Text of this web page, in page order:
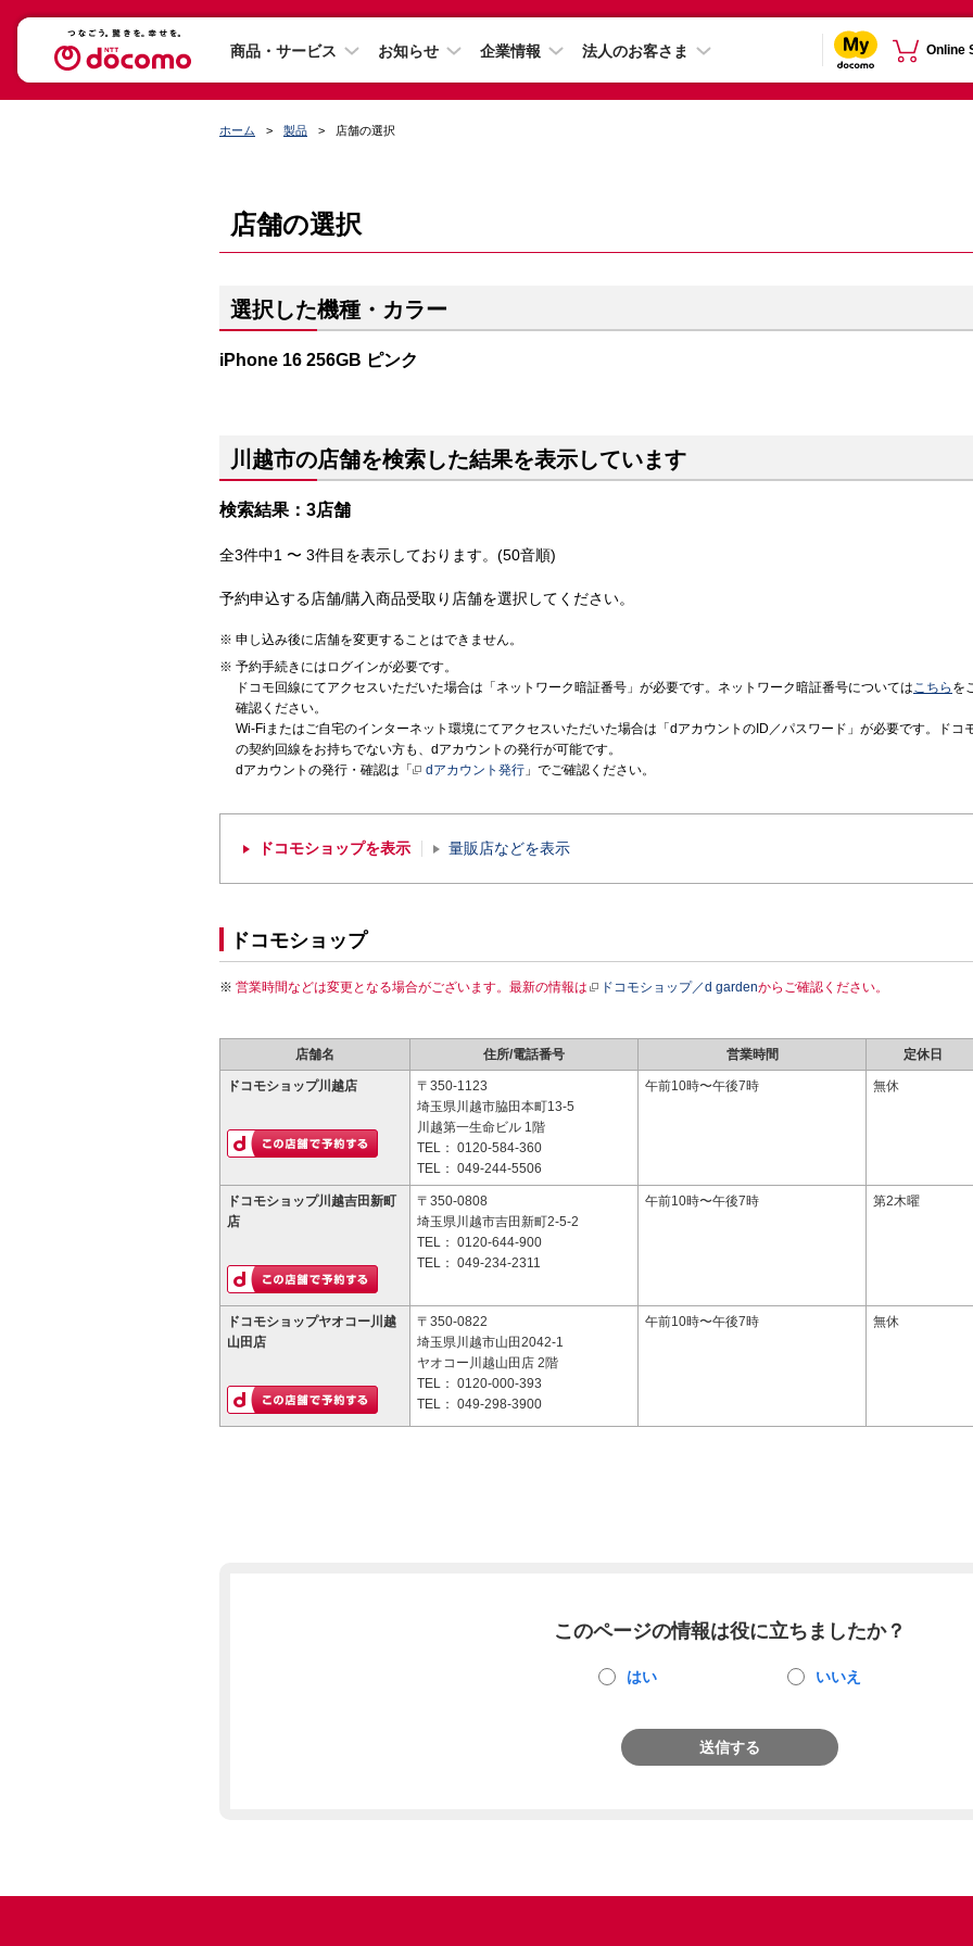
商品・サービス お知らせ 企業情報 法人のお客さま Online
ホーム 製品 店舗の選択
店舗の選択
選択した機種・カラー
iPhone 16 256GB ピンク
川越市の店舗を検索した結果を表示しています
検索結果：3店舗
全3件中1 〜 3件目を表示しております。(50音順)
予約申込する店舗/購入商品受取り店舗を選択してください。
申し込み後に店舗を変更することはできません。
予約手続きにはログインが必要です。
ドコモ回線にてアクセスいただいた場合は「ネットワーク暗証番号」が必要です。ネットワーク暗証番号についてはこちら を
確認ください。
Wi-Fiまたはご自宅のインターネット環境にてアクセスいただいた場合は「dアカウントのID／パスワード」が必要です。ドコ
の契約回線をお持ちでない方も、dアカウントの発行が可能です。
dアカウントの発行・確認は「
dアカウント発行 」でご確認ください。
ドコモショップを表示 量販店などを表示
ドコモショップ
営業時間などは変更となる場合がございます。最新の情報は ドコモショップ／d gardenからご確認ください。
店舗名 住所/電話番号 営業時間 定休日
ドコモショップ川越店
〒350-1123
埼玉県川越市脇田本町13-5
川越第一生命ビル 1階
TEL： 0120-584-360
TEL： 049-244-5506
午前10時〜午後7時 無休
ドコモショップ川越吉田新町
店
〒350-0808
埼玉県川越市吉田新町2-5-2
TEL： 0120-644-900
TEL： 049-234-2311
午前10時〜午後7時 第2木曜
ドコモショップヤオコー川越
山田店
〒350-0822
埼玉県川越市山田2042-1
ヤオコー川越山田店 2階
TEL： 0120-000-393
TEL： 049-298-3900
午前10時〜午後7時 無休
このページの情報は役に立ちましたか？
はい いいえ
送信する